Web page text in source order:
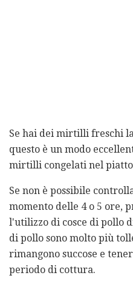
Se hai dei mirtilli freschi
questo è un modo
mirtilli congelati nel
Se non è possibile
momento delle 4 o 5 ore,
l'utilizzo di cosce di pollo
di pollo sono molto più
rimangono succose e
periodo di cottura.